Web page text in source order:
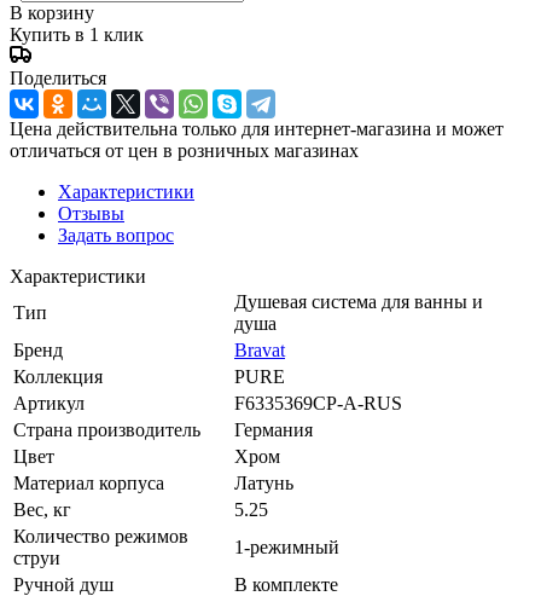
В корзину
Купить в 1 клик
Поделиться
Цена действительна только для интернет-магазина и может
отличаться от цен в розничных магазинах
Характеристики
Отзывы
Задать вопрос
Характеристики
Тип
Душевая система для ванны и
душа
Бренд
Bravat
Коллекция
PURE
Артикул
F6335369CP-A-RUS
Страна производитель
Германия
Цвет
Хром
Материал корпуса
Латунь
Вес, кг
5.25
Количество режимов
струи
1-режимный
Ручной душ
В комплекте